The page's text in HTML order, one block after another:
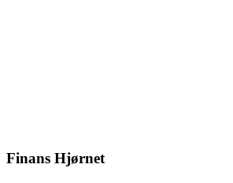
Finans Hjørnet